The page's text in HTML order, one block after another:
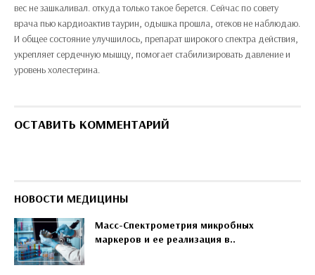
вес не зашкаливал. откуда только такое берется. Сейчас по совету
врача пью кардиоактив таурин, одышка прошла, отеков не наблюдаю.
И общее состояние улучшилось, препарат широкого спектра действия,
укрепляет сердечную мышцу, помогает стабилизировать давление и
уровень холестерина.
ОСТАВИТЬ КОММЕНТАРИЙ
НОВОСТИ МЕДИЦИНЫ
Масс-Спектрометрия микробных
маркеров и ее реализация в..